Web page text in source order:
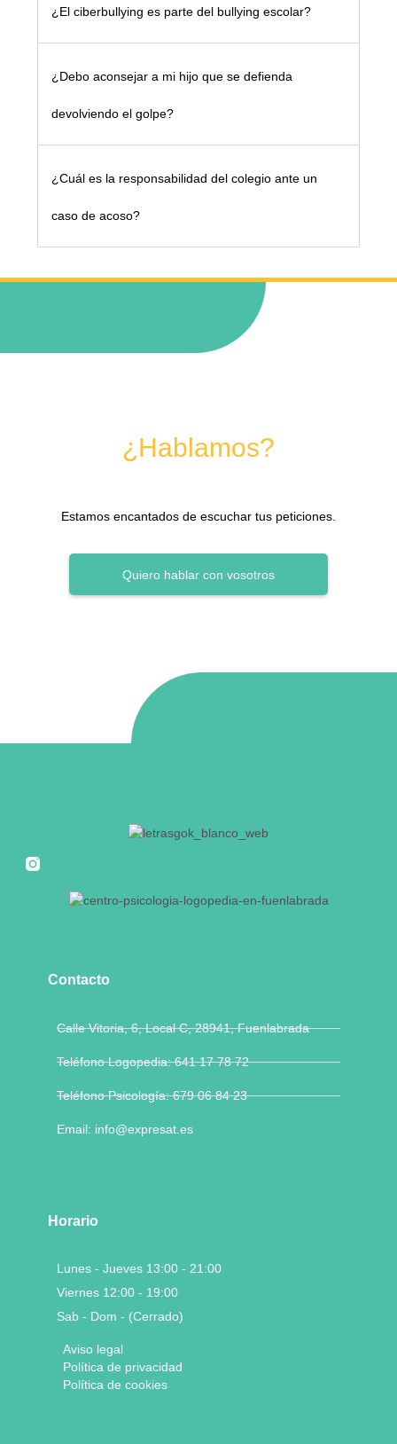
¿El ciberbullying es parte del bullying escolar?
¿Debo aconsejar a mi hijo que se defienda
devolviendo el golpe?
¿Cuál es la responsabilidad del colegio ante un
caso de acoso?
¿Hablamos?
Estamos encantados de escuchar tus peticiones.
Quiero hablar con vosotros
Contacto
Calle Vitoria, 6, Local C, 28941, Fuenlabrada
Teléfono Logopedia: 641 17 78 72
Teléfono Psicología: 679 06 84 23
Email: info@expresat.es
Horario
Lunes - Jueves 13:00 - 21:00
Viernes 12:00 - 19:00
Sab - Dom - (Cerrado)
Aviso legal
Política de privacidad
Política de cookies